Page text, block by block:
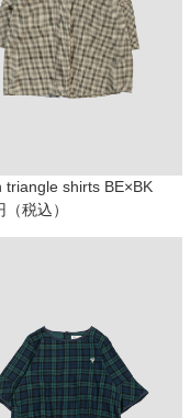
triangle shirts BE×BK
税込）